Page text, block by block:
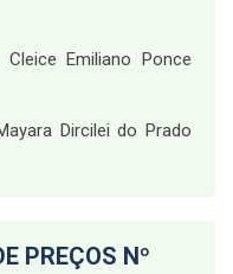
Cleice Emiliano Ponce
Dircilei do Prado
PREÇOS Nº